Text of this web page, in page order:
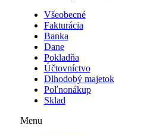
Všeobecné
Fakturácia
Banka
Dane
Pokladňa
Účtovníctvo
Dlhodobý majetok
Poľnonákup
Sklad
Menu